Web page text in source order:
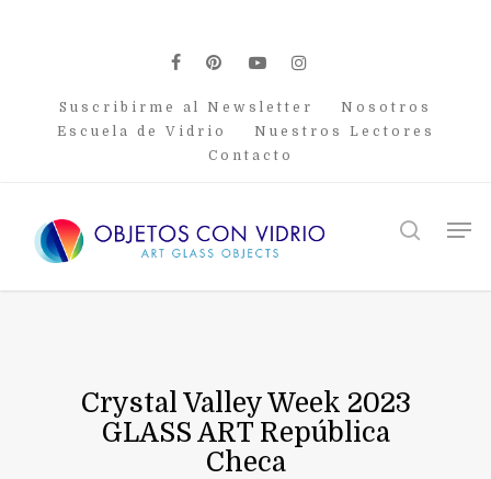
facebook
pinterest
youtubeinstagram
Suscribirme al Newsletter
Nosotros
Escuela de Vidrio
Nuestros Lectores
Contacto
search
Crystal Valley Week 2023
GLASS ART República
Checa